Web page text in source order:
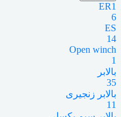
ER1
6
ES
14
Open winch
1
بالابر
35
بالابر زنجیری
11